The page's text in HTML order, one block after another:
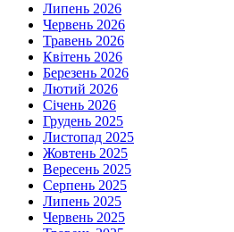
Липень 2026
Червень 2026
Травень 2026
Квітень 2026
Березень 2026
Лютий 2026
Січень 2026
Грудень 2025
Листопад 2025
Жовтень 2025
Вересень 2025
Серпень 2025
Липень 2025
Червень 2025